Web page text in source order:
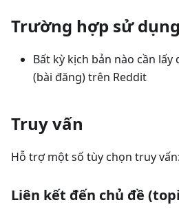
Trường hợp sử dụng
Bất kỳ kịch bản nào cần lấy
(bài đăng) trên Reddit
Truy vấn
Hỗ trợ một số tùy chọn truy vấn:
Liên kết đến chủ đề